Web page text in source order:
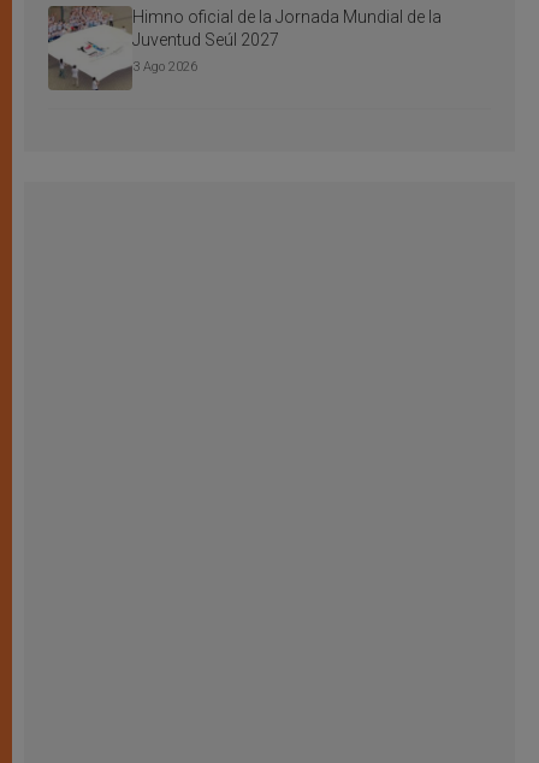
Himno oficial de la Jornada Mundial de la
Juventud Seúl 2027
3 Ago 2026